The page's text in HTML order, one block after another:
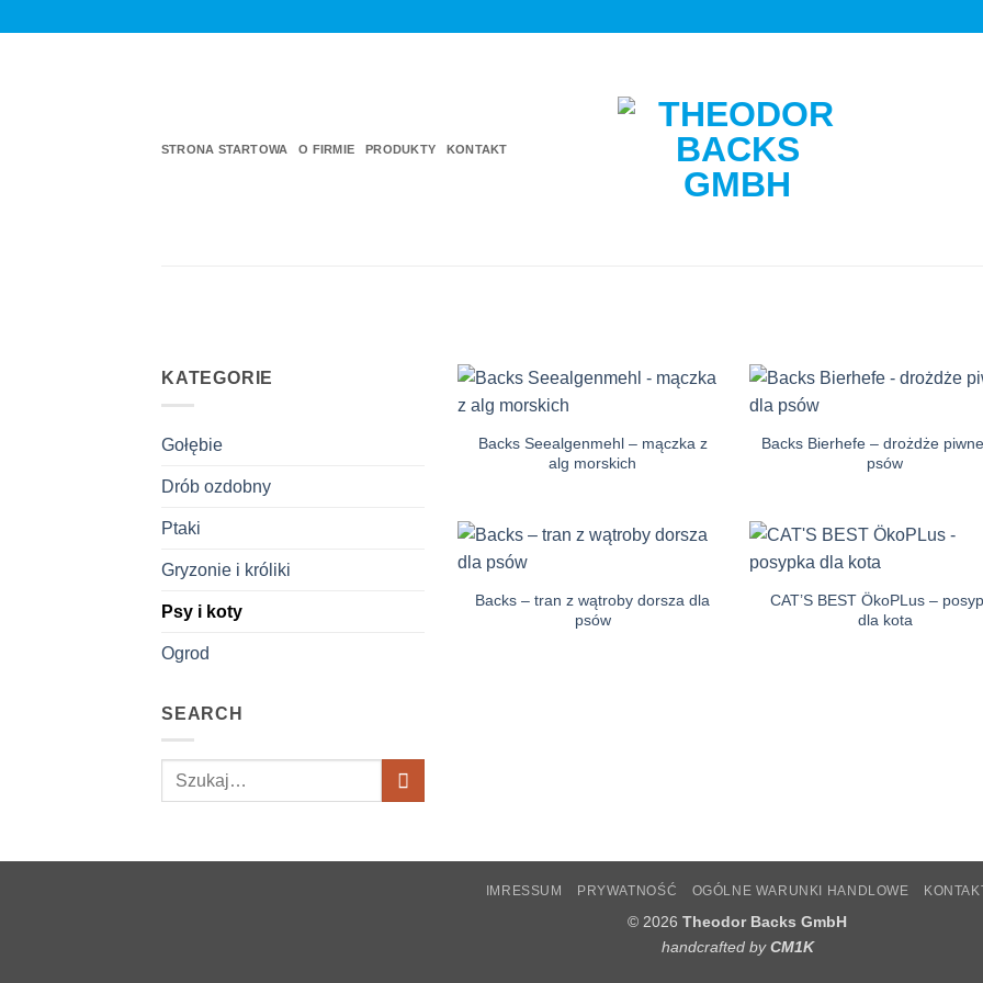
STRONA STARTOWA O FIRMIE PRODUKTY KONTAKT
KATEGORIE
Gołębie
Drób ozdobny
Ptaki
Gryzonie i króliki
Psy i koty
Ogrod
SEARCH
Szukaj:
Einkaufsliste
Backs Seealgenmehl – mączka z
alg morskich
Backs Bierhefe – drożdże
psów
Einkaufsliste
Backs – tran z wątroby dorsza dla
psów
CAT’S BEST ÖkoPLus –
dla kota
IMRESSUM PRYWATNOŚĆ OGÓLNE WARUNKI HANDLOWE
© 2026 Theodor Backs GmbH
handcrafted byCM1K